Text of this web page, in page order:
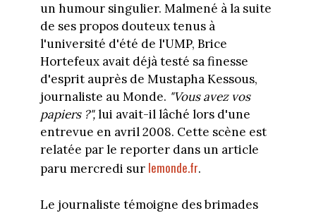
un humour singulier. Malmené à la suite
de ses propos douteux tenus à
l'université d'été de l'UMP, Brice
Hortefeux avait déjà testé sa finesse
d'esprit auprès de Mustapha Kessous,
journaliste au Monde. "Vous avez vos
papiers ?",lui avait-il lâché lors d'une
entrevue en avril 2008. Cette scène est
relatée par le reporter dans un article
paru mercredi sur lemonde.fr.
Le journaliste témoigne des brimades